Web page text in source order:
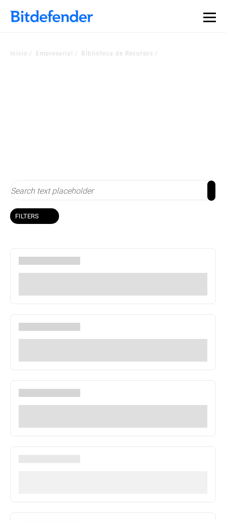
Início Empresarial Biblioteca de Recursos
FILTERS